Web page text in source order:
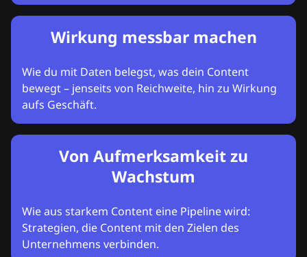
Wirkung messbar machen
Wie du mit Daten belegst, was dein Content
bewegt – jenseits von Reichweite, hin zu Wirkung
aufs Geschäft.
Von Aufmerksamkeit zu
Wachstum
Wie aus starkem Content eine Pipeline wird:
Strategien, die Content mit den Zielen des
Unternehmens verbinden.